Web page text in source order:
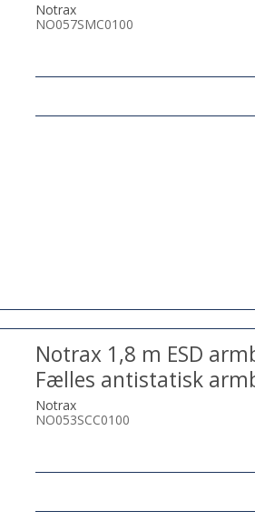
Notrax
NO057SMC0100
Notrax 1,8 m ESD
Fælles antistatisk
Notrax
NO053SCC0100